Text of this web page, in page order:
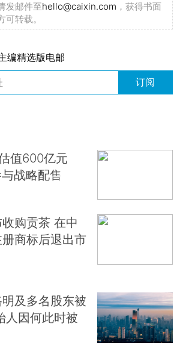
发邮件至hello@caixin.com ，获得书面
转载。
编精选版电邮
订阅
值600亿元
战略配售
购贡茶 在中
商标后退出市
明及多名股东被
人因何此时被